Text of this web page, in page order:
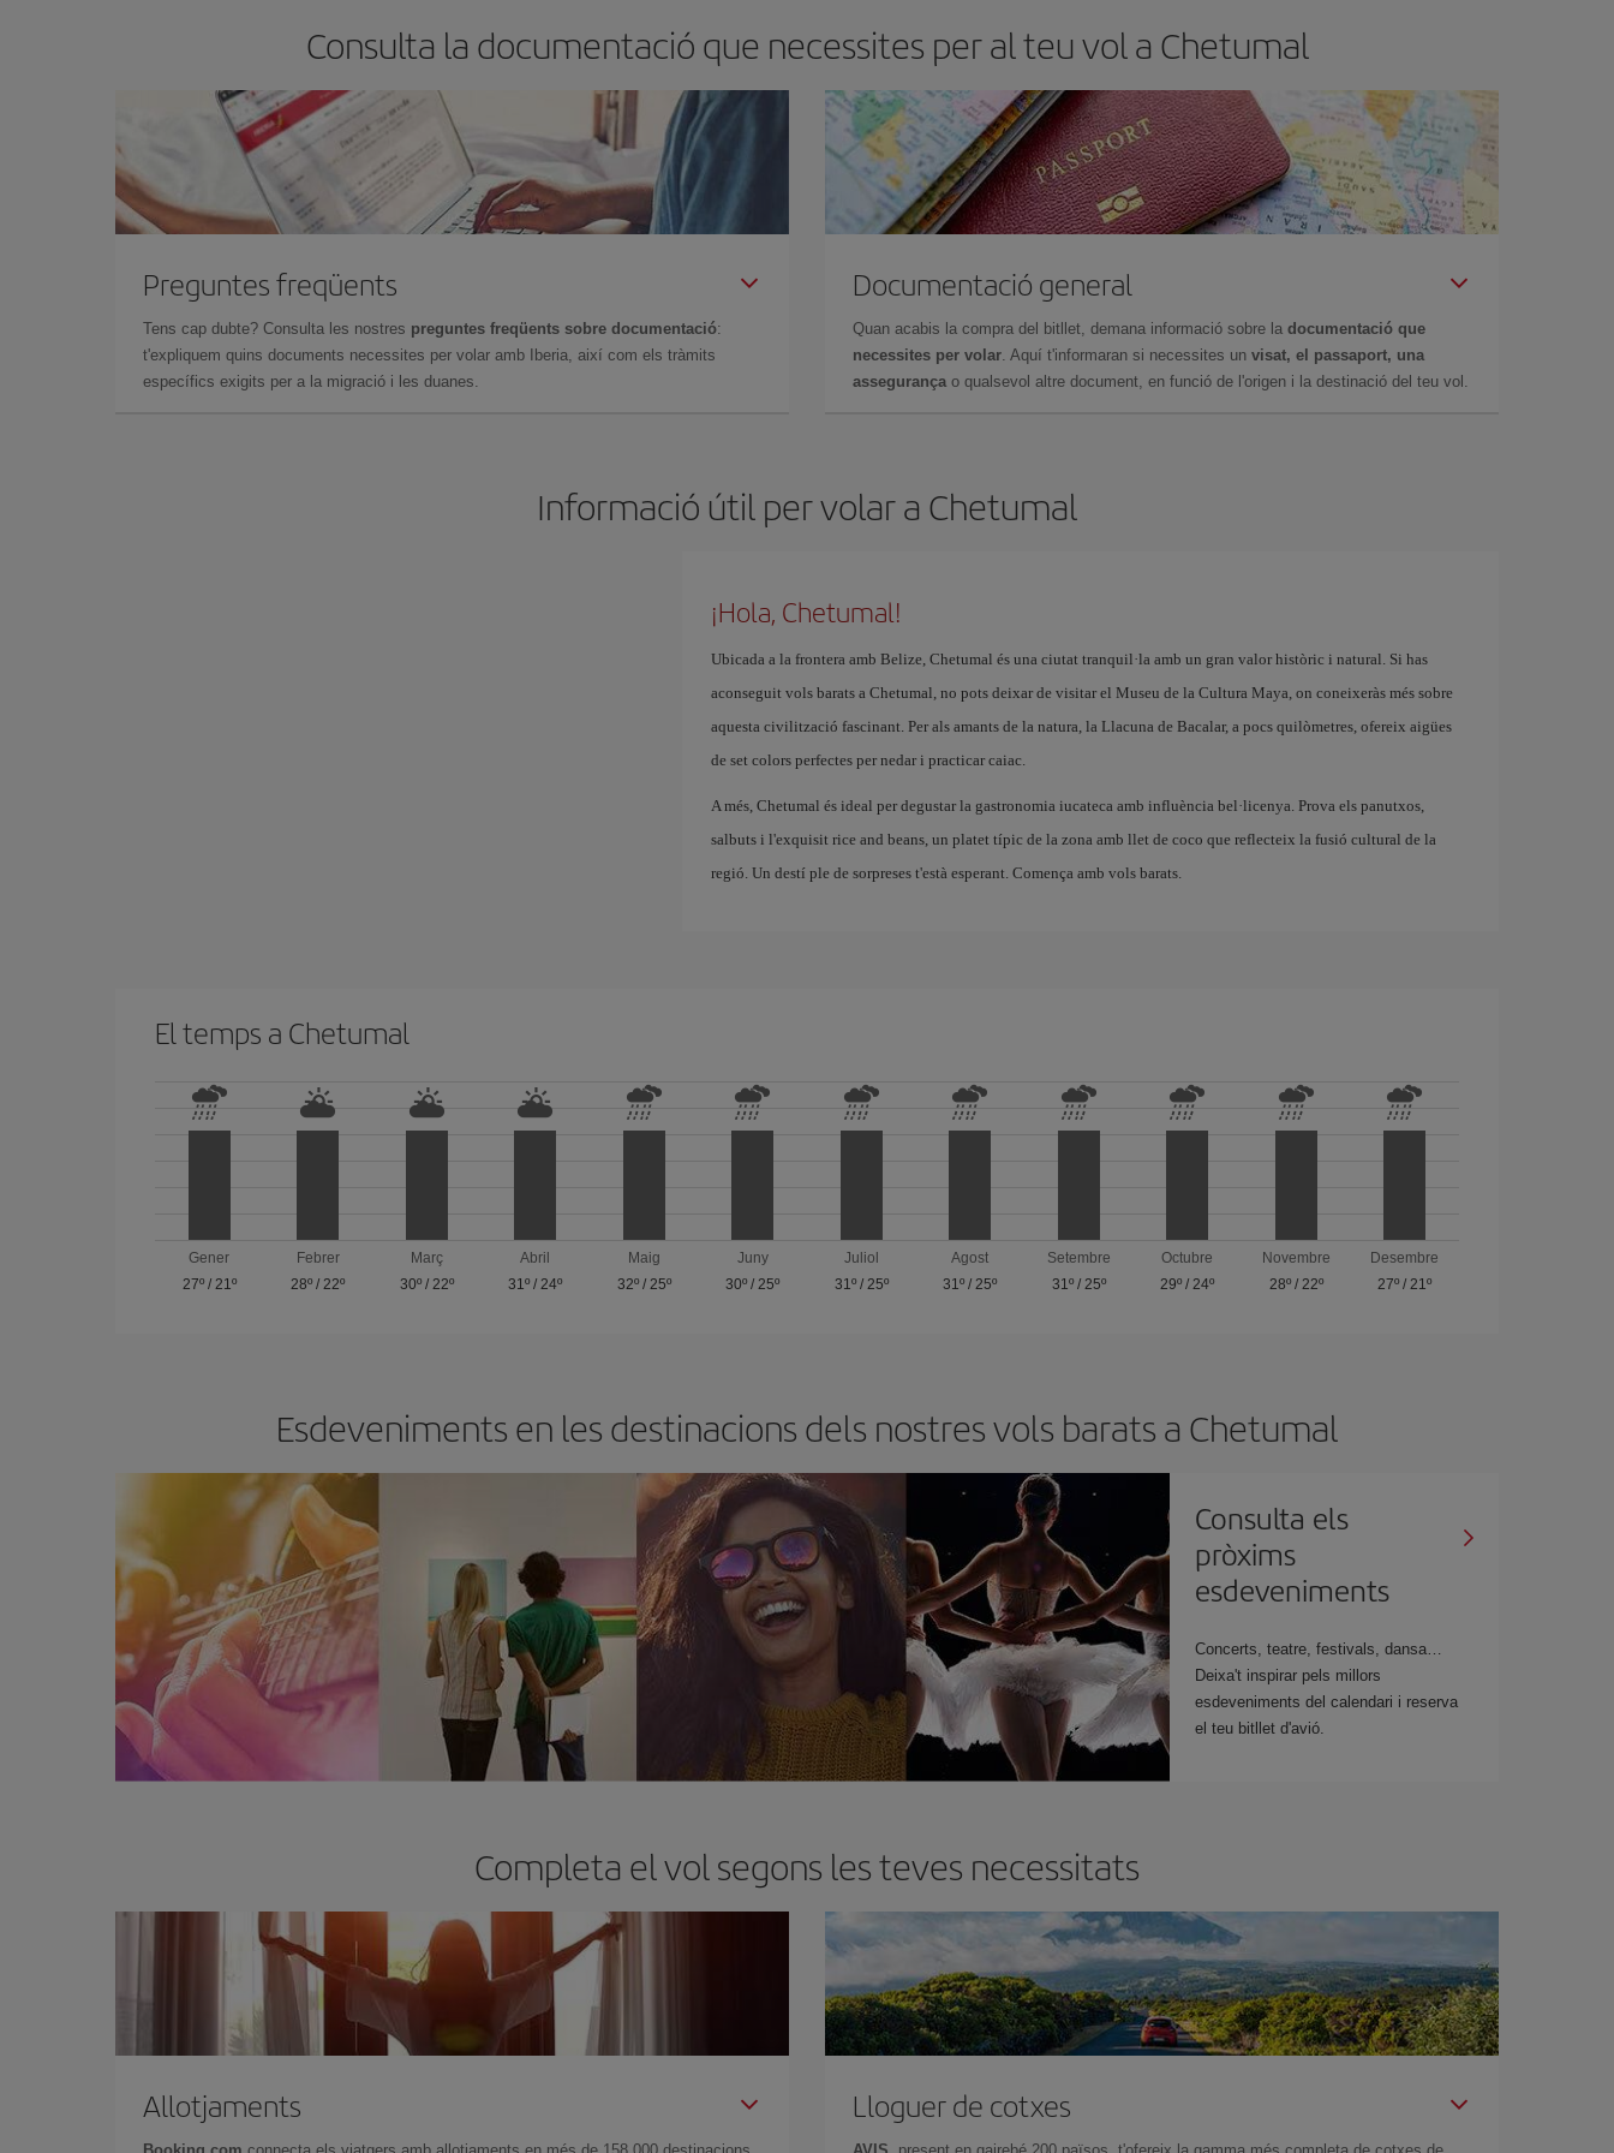
Consulta la documentació que necessites per al teu vol a Chetumal
Preguntes freqüents
Tens cap dubte? Consulta les nostres preguntes freqüents sobre documentació:
t'expliquem quins documents necessites per volar amb Iberia, així com els tràmits
específics exigits per a la migració i les duanes.
Documentació general
Quan acabis la compra del bitllet, demana informació sobre la documentació que
necessites per volar . Aquí t'informaran si necessites un visat, el passaport, una
assegurança o qualsevol altre document, en funció de l'origen i la destinació del teu vol.
Informació útil per volar a Chetumal
¡Hola, Chetumal!
Ubicada a la frontera amb Belize, Chetumal és una ciutat tranquil·la amb un gran valor històric i natural. Si has
aconseguit vols barats a Chetumal, no pots deixar de visitar el Museu de la Cultura Maya, on coneixeràs més sobre
aquesta civilització fascinant. Per als amants de la natura, la Llacuna de Bacalar, a pocs quilòmetres, ofereix aigües
de set colors perfectes per nedar i practicar caiac.
A més, Chetumal és ideal per degustar la gastronomia iucateca amb influència bel·licenya. Prova els panutxos,
salbuts i l'exquisit rice and beans, un platet típic de la zona amb llet de coco que reflecteix la fusió cultural de la
regió. Un destí ple de sorpreses t'està esperant. Comença amb vols barats.
El temps a Chetumal
Gener
27º/ 21º
Febrer
28º / 22º
Març
30º/ 22º
Abril
31º / 24º
Maig
32º/ 25º
Juny
30º / 25º
Juliol
31º/ 25º
Agost
31º / 25º
Setembre
31º/ 25º
Octubre
29º / 24º
Novembre
28º/ 22º
Desembre
27º / 21º
Esdeveniments en les destinacions dels nostres vols barats a Chetumal
Consulta els
pròxims
esdeveniments
Concerts, teatre, festivals, dansa
Deixa't inspirar pels millors
esdeveniments del calendari i reserva
el teu bitllet d'avió.
Completa el vol segons les teves necessitats
Allotjaments Lloguer de cotxes